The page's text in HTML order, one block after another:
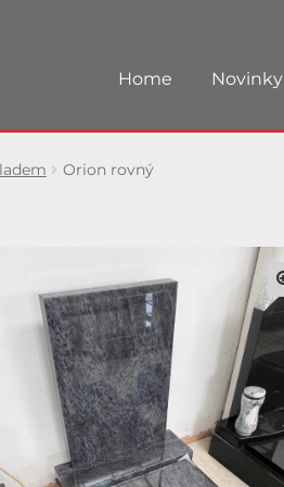
Home Novinky
Orion rovný